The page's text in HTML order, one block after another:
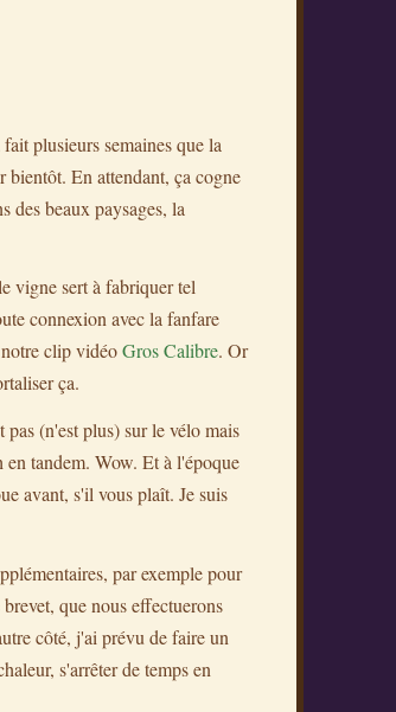
plusieurs semaines que la
bientôt. En attendant, ça cogne
des beaux paysages, la
vigne sert à fabriquer tel
connexion avec la fanfare
clip vidéoGros Calibre. Or
ça.
(n'est plus) sur le vélo mais
tandem. Wow. Et à l'époque
avant, s'il vous plaît. Je suis
par exemple pour
que nous effectuerons
côté, j'ai prévu de faire un
s'arrêter de temps en